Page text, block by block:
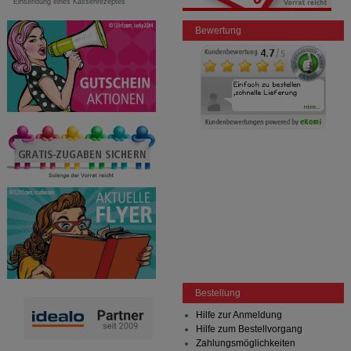
Bewertung
Bestellung
Hilfe zur Anmeldung
Hilfe zum Bestellvorgang
Zahlungsmöglichkeiten